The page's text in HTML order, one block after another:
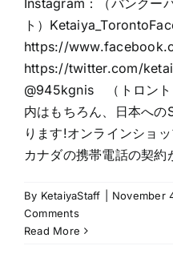
Instagram：（バンク
ト）
https://
https://twitter.com/
@945kgnis （トロン
内はもちろん、日本へ
ります!オンラインショ
カナダの携帯電話の契
By KetaiyaStaff November
Comments
Read More